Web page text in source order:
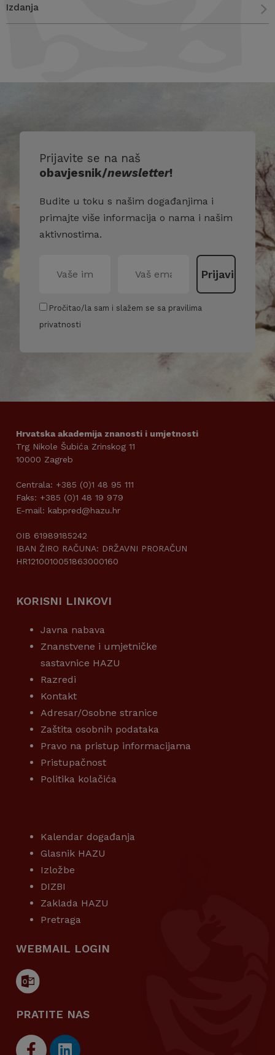
Izdanja
Prijavite se na naš
obavjesnik/newsletter!
Budite u toku s našim događanjima i
primajte više informacija o nama i našim
aktivnostima.
Pročitao/la sam i slažem se sa pravilima
privatnosti
Hrvatska akademija znanosti i umjetnosti
Trg Nikole Šubića Zrinskog 11
10000 Zagreb
Centrala: +385 (0)1 48 95 111
Faks: +385 (0)1 48 19 979
E-mail: kabpred@hazu.hr
OIB 61989185242
IBAN ŽIRO RAČUNA: DRŽAVNI PRORAČUN
HR1210010051863000160
KORISNI LINKOVI
Javna nabava
Znanstvene i umjetničke
sastavnice HAZU
Razredi
Kontakt
Adresar/Osobne stranice
Zaštita osobnih podataka
Pravo na pristup informacijama
Pristupačnost
Politika kolačića
Kalendar događanja
Glasnik HAZU
Izložbe
DIZBI
Zaklada HAZU
Pretraga
WEBMAIL LOGIN
PRATITE NAS